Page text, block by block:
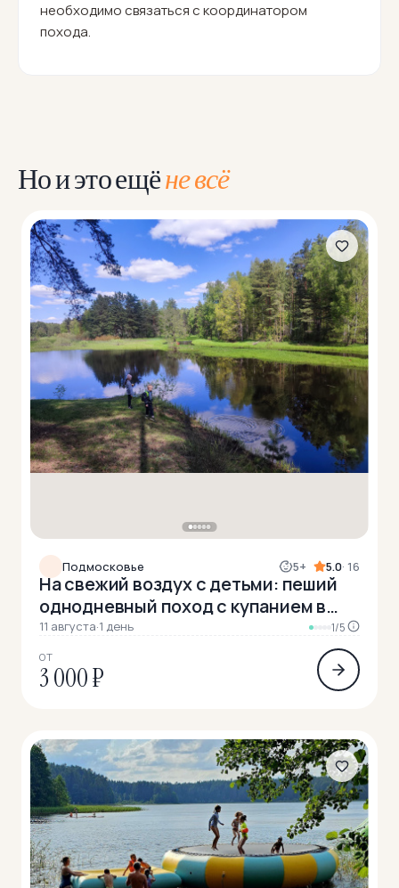
необходимо связаться с координатором
похода.
Но и это ещёне всё
Подмосковье 5+ 5.0· 16
На свежий воздух с детьми: пеший
однодневный поход с купанием в
реке
11 августа·1 день 1/5
ОТ
3 000 ₽